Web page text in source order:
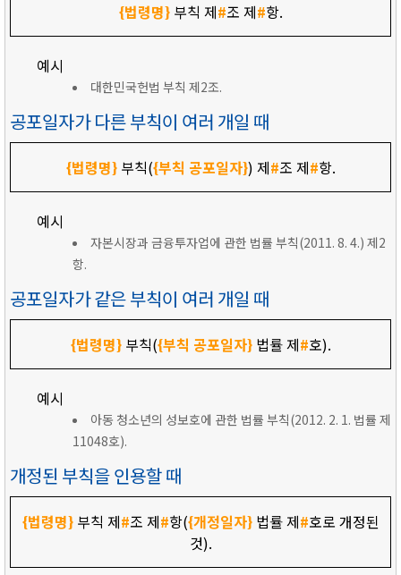
{법령명}부칙 제#조 제#항.
예시
대한민국헌법 부칙 제2조.
공포일자가 다른 부칙이 여러 개일 때
{법령명}부칙({부칙 공포일자}) 제#조 제#항.
예시
자본시장과 금융투자업에 관한 법률 부칙(2011. 8. 4.) 제2
항.
공포일자가 같은 부칙이 여러 개일 때
{법령명}부칙({부칙 공포일자}법률 제#호).
예시
아동 청소년의 성보호에 관한 법률 부칙(2012. 2. 1. 법률 제
11048호).
개정된 부칙을 인용할 때
{법령명}부칙 제#조 제#항({개정일자}법률 제#호로 개정된
것).